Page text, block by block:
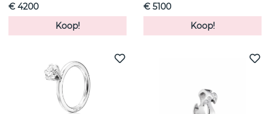
€ 4200
Koop!
€ 5100
Koop!